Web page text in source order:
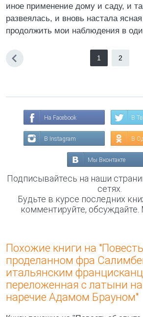
иное применение дому и саду, и
развеялась, и вновь настала
продолжить мои наблюдения в
1 2
На Facebook В
В Instagram В
Мы Вконтакте
Подписывайтесь на наши
сетях.
Будьте в курсе последних
комментируйте,
Похожие книги на
проделанном фра
итальянским
переложенная с латыни
наречие Адамом Брауном"